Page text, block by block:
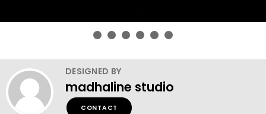
DESIGNED BY
madhaline studio
CONTACT